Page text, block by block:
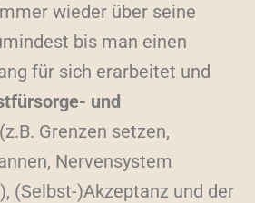
wieder über seine
bis man einen
für sich erarbeitet und
und
(z.B. Grenzen setzen,
Nervensystem
(Selbst-)Akzeptanz und der